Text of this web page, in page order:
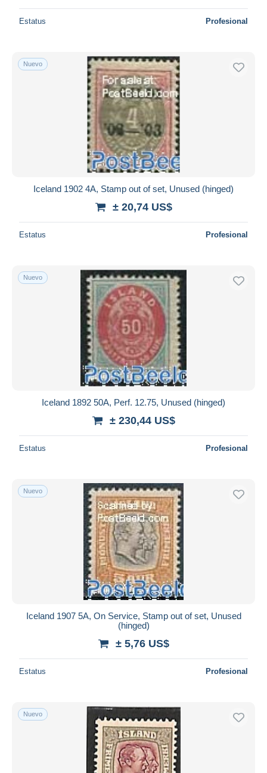
Estatus Profesional
Nuevo
Iceland 1902 4A, Stamp out of set, Unused (hinged)
± 20,74 US$
Estatus Profesional
Nuevo
Iceland 1892 50A, Perf. 12.75, Unused (hinged)
± 230,44 US$
Estatus Profesional
Nuevo
Iceland 1907 5A, On Service, Stamp out of set, Unused
(hinged)
± 5,76 US$
Estatus Profesional
Nuevo